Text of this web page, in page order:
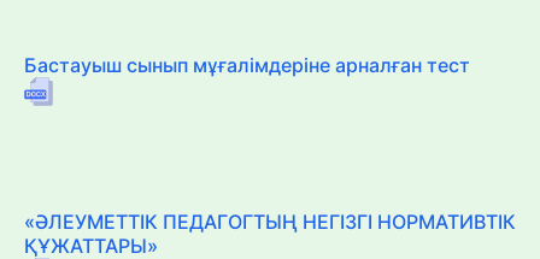
Бастауыш сынып мұғалімдеріне арналған тест
«ӘЛЕУМЕТТІК ПЕДАГОГТЫҢ НЕГІЗГІ НОРМАТИВТІК
ҚҰЖАТТАРЫ»